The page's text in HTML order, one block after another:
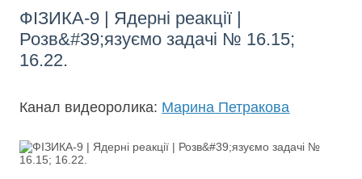
ФІЗИКА-9 | Ядерні реакції |
Розв&#39;язуємо задачі № 16.15;
16.22.
Канал видеоролика: Марина Петракова